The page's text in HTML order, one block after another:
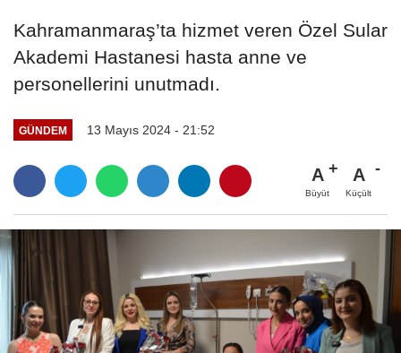
Kahramanmaraş’ta hizmet veren Özel Sular
Akademi Hastanesi hasta anne ve
personellerini unutmadı.
GÜNDEM 13 Mayıs 2024 - 21:52
A
Büyüt
A
Küçült